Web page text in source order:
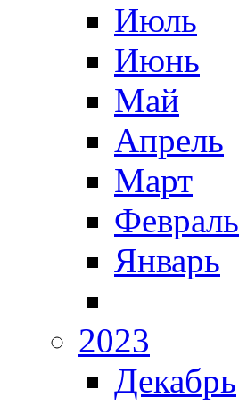
Июль
Июнь
Май
Апрель
Март
Февраль
Январь
2023
Декабрь